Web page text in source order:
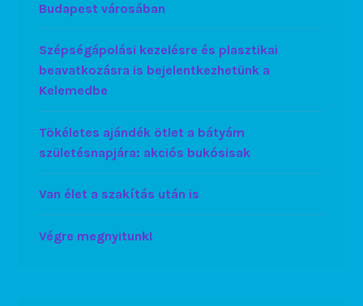
Budapest városában
Szépségápolási kezelésre és plasztikai
beavatkozásra is bejelentkezhetünk a
Kelemedbe
Tökéletes ajándék ötlet a bátyám
születésnapjára: akciós bukósisak
Van élet a szakítás után is
Végre megnyitunk!